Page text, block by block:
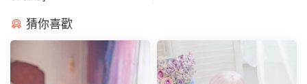
猜你喜歡